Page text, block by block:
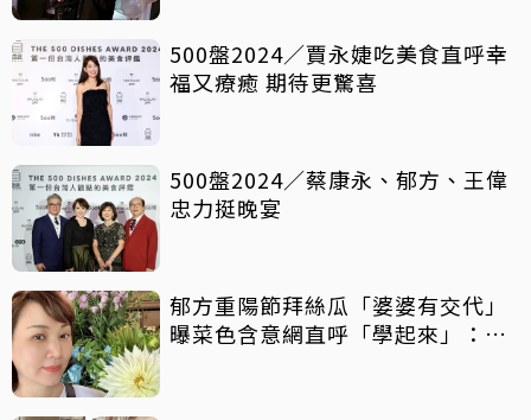
500盤2024／賈永婕吃美食直呼幸
福又療癒 期待更驚喜
500盤2024／蔡康永、郁方、王偉
忠力挺晚宴
郁方重陽節拜絲瓜「婆婆有交代」
曝菜色含意網直呼「學起來」：要